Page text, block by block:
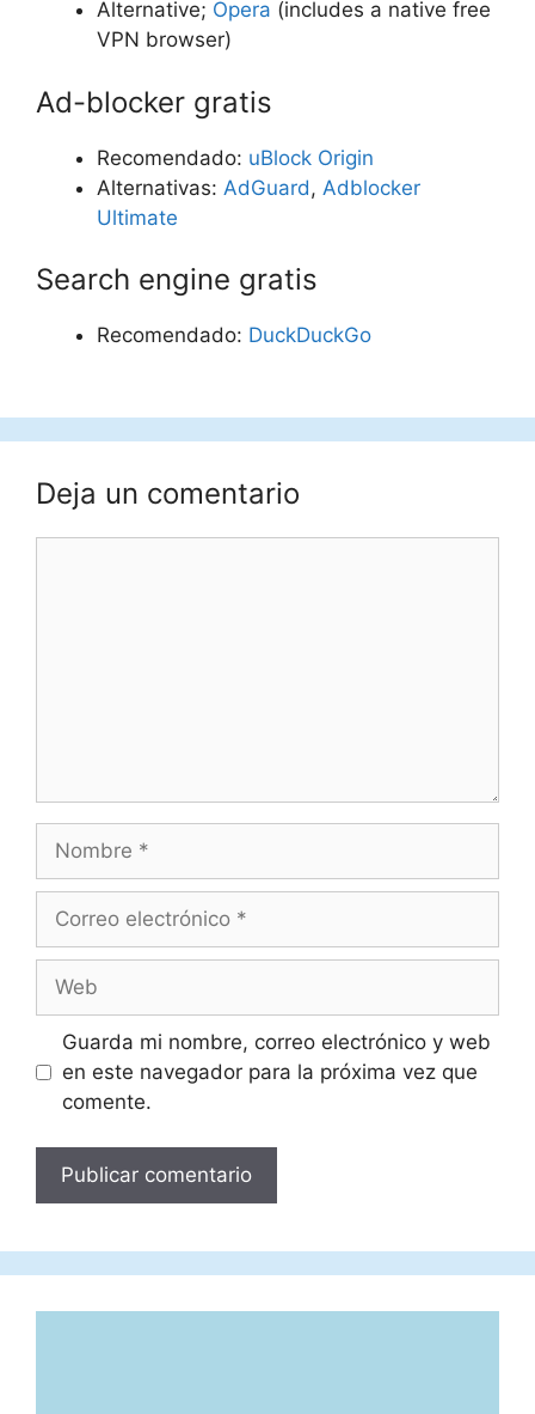
Alternative; Opera (includes a native free
VPN browser)
Ad-blocker gratis
Recomendado: uBlock Origin
Alternativas: AdGuard, Adblocker
Ultimate
Search engine gratis
Recomendado: DuckDuckGo
Deja un comentario
electrónico
Guarda mi nombre, correo electrónico y web
en este navegador para la próxima vez que
comente.